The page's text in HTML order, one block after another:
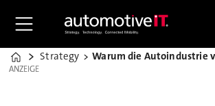
Home
Strategy
ANZEIGE
ANZEIGE